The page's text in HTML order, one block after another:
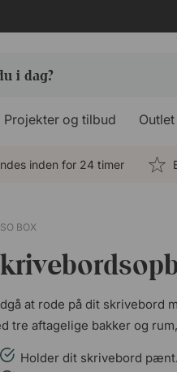
Projekter og tilbud Outlet
inden for 24 timer
BOX
at rode på dit skrivebord
tre aftagelige bakker og
Holder dit skrivebord pænt.